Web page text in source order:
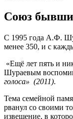
Союз
С 1995 года А.Ф.
менее 350, и с
«Ещё лет пять и
Шураевым
голоса» (2011).
Тема семейной
рванул со своими
извещение, в